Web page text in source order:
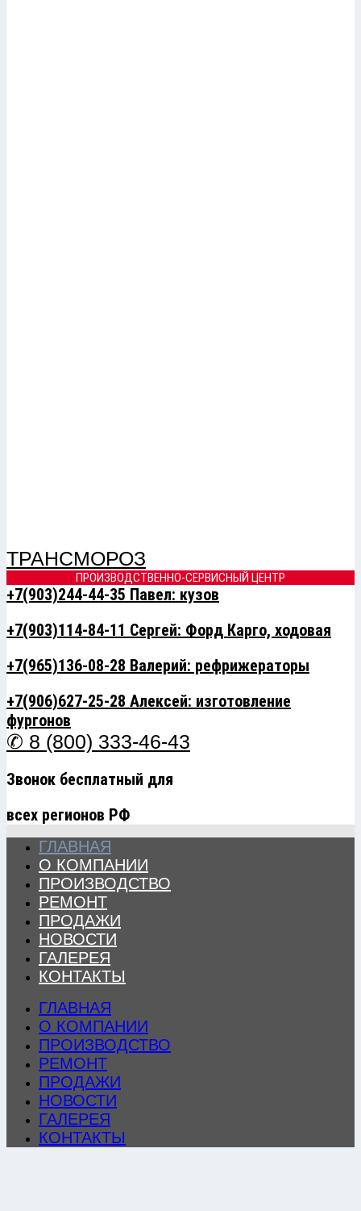
ТРАНСМОРОЗ
ПРОИЗВОДСТВЕННО-СЕРВИСНЫЙ ЦЕНТР
+7(903)244-44-35 Павел: кузов
+7(903)114-84-11 Сергей: Форд Карго, ходовая
+7(965)136-08-28 Валерий: рефрижераторы
+7(906)627-25-28 Алексей: изготовление
фургонов
✆ 8 (800) 333-46-43
Звонок бесплатный для
всех регионов РФ
ГЛАВНАЯ
О КОМПАНИИ
ПРОИЗВОДСТВО
РЕМОНТ
ПРОДАЖИ
НОВОСТИ
ГАЛЕРЕЯ
КОНТАКТЫ
ГЛАВНАЯ
О КОМПАНИИ
ПРОИЗВОДСТВО
РЕМОНТ
ПРОДАЖИ
НОВОСТИ
ГАЛЕРЕЯ
КОНТАКТЫ